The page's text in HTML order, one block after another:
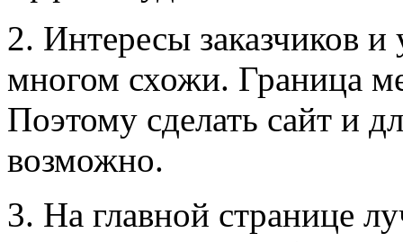
2. Интересы заказчиков
многом схожи. Граница
Поэтому сделать сайт и
возможно.
3. На главной странице